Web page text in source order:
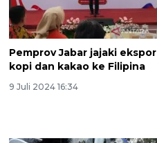
Pemprov Jabar jajaki ekspor
kopi dan kakao ke Filipina
9 Juli 2024 16:34